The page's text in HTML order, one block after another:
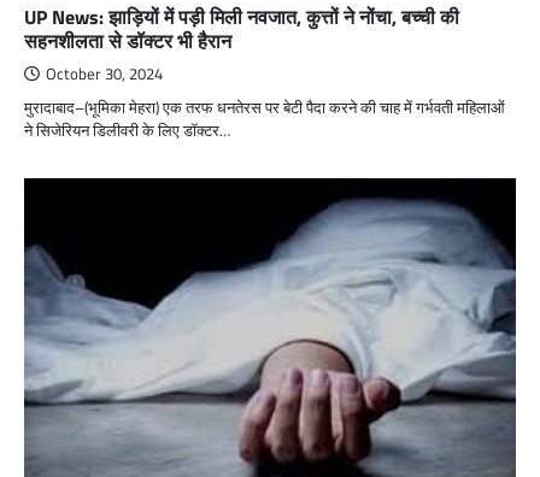
UP News: झाड़ियों में पड़ी मिली नवजात, कुत्तों ने नोंचा, बच्ची की
सहनशीलता से डॉक्टर भी हैरान
October 30, 2024
मुरादाबाद–(भूमिका मेहरा) एक तरफ धनतेरस पर बेटी पैदा करने की चाह में गर्भवती महिलाओं
ने सिजेरियन डिलीवरी के लिए डॉक्टर…